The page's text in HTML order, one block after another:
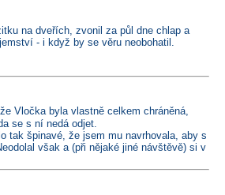
na dveřích, zvonil za půl dne chlap a
- i když by se věru neobohatil.
Vločka byla vlastně celkem chráněná,
se s ní nedá odjet.
tak špinavé, že jsem mu navrhovala, aby s
však a (při nějaké jiné návštěvě) si v